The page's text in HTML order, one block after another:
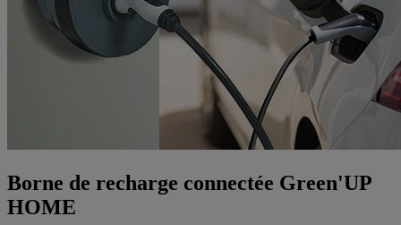
Borne de recharge connectée Green'UP
HOME